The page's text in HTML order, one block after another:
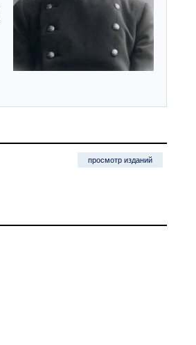
просмотр изданий